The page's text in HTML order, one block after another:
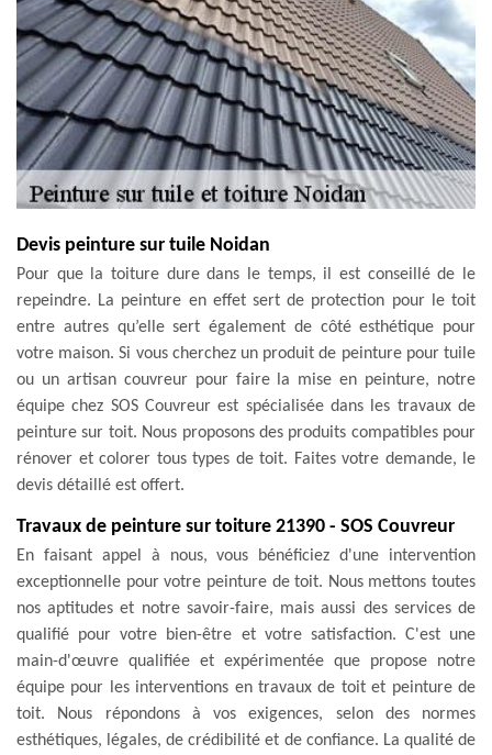
Devis peinture sur tuile Noidan
Pour que la toiture dure dans le temps, il est conseillé de le
repeindre. La peinture en effet sert de protection pour le toit
entre autres qu’elle sert également de côté esthétique pour
votre maison. Si vous cherchez un produit de peinture pour tuile
ou un artisan couvreur pour faire la mise en peinture, notre
équipe chez SOS Couvreur est spécialisée dans les travaux de
peinture sur toit. Nous proposons des produits compatibles pour
rénover et colorer tous types de toit. Faites votre demande, le
devis détaillé est offert.
Travaux de peinture sur toiture 21390 - SOS Couvreur
En faisant appel à nous, vous bénéficiez d'une intervention
exceptionnelle pour votre peinture de toit. Nous mettons toutes
nos aptitudes et notre savoir-faire, mais aussi des services de
qualifié pour votre bien-être et votre satisfaction. C'est une
main-d'œuvre qualifiée et expérimentée que propose notre
équipe pour les interventions en travaux de toit et peinture de
toit. Nous répondons à vos exigences, selon des normes
esthétiques, légales, de crédibilité et de confiance. La qualité de